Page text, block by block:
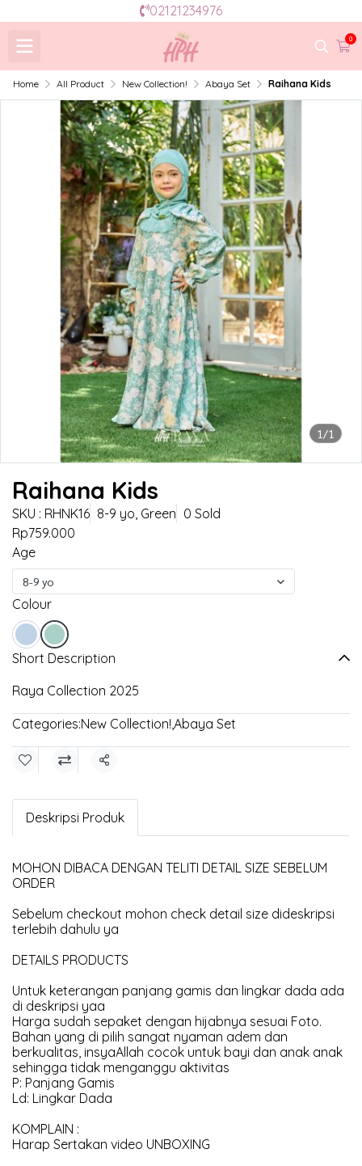
02121234976
0
Home All Product New Collection! Abaya Set Raihana Kids
1/1
Raihana Kids
SKU : RHNK16 8-9 yo, Green 0 Sold
Rp759.000
Age
8-9 yo
Colour
Short Description
Raya Collection 2025
Categories:New Collection!,Abaya Set
Share
Deskripsi Produk
MOHON DIBACA DENGAN TELITI DETAIL SIZE SEBELUM
ORDER
Sebelum checkout mohon check detail size dideskripsi
terlebih dahulu ya
DETAILS PRODUCTS
Untuk keterangan panjang gamis dan lingkar dada ada
di deskripsi yaa
Harga sudah sepaket dengan hijabnya sesuai Foto.
Bahan yang di pilih sangat nyaman adem dan
berkualitas, insyaAllah cocok untuk bayi dan anak anak
sehingga tidak menganggu aktivitas
P: Panjang Gamis
Ld: Lingkar Dada
KOMPLAIN :
Harap Sertakan video UNBOXING